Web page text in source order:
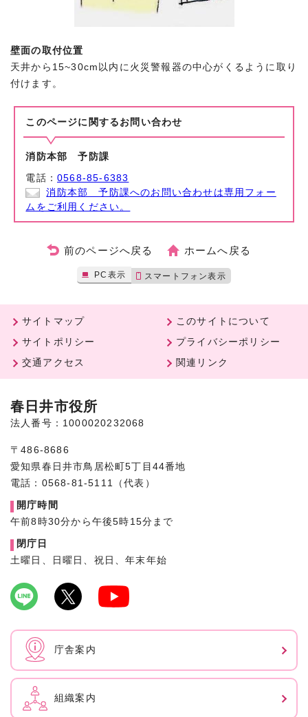
壁面の取付位置
天井から15~30cm以内に火災警報器の中心がくるように取り
付けます。
このページに関する お問い合わせ
消防本部 予防課
電話：0568-85-6383
消防本部 予防課へのお問い合わせは専用フォー
ムをご利用ください。
前のページへ戻る ホームへ戻る
PC表示 スマートフォン表示
サイトマップ
このサイトについて
サイトポリシー
プライバシーポリシー
交通アクセス
関連リンク
春日井市役所
法人番号：1000020232068
〒486-8686
愛知県春日井市鳥居松町5丁目44番地
電話：0568-81-5111（代表）
開庁時間
午前8時30分から午後5時15分まで
閉庁日
土曜日、日曜日、祝日、年末年始
庁舎案内
組織案内